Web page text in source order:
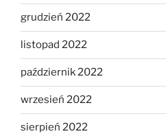
grudzień 2022
listopad 2022
październik 2022
wrzesień 2022
sierpień 2022